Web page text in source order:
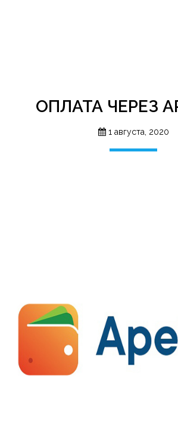
ОПЛАТА ЧЕРЕЗ
1 августа, 2020